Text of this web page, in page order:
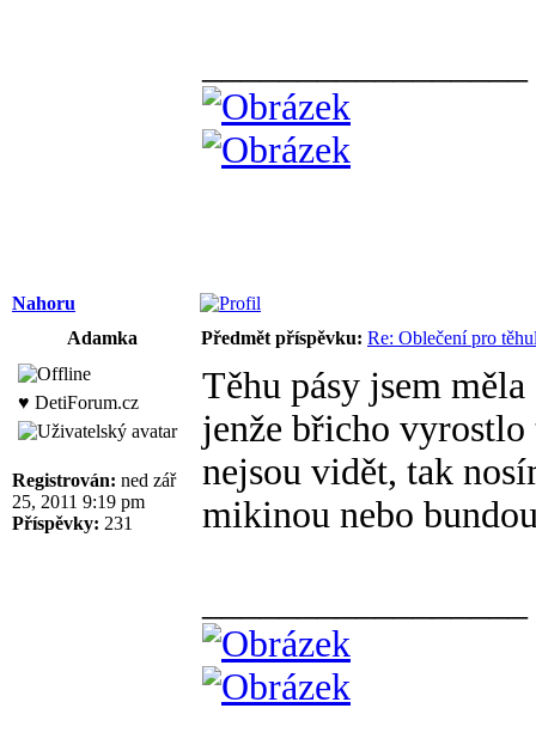
Nahoru
Adamka
Předmět příspěvku: Re: Oblečení pro
♥ DetiForum.cz
Registrován: ned zář
25, 2011 9:19 pm
Příspěvky: 231
Těhu pásy jsem
jenže břicho
nejsou vidět, tak
mikinou nebo